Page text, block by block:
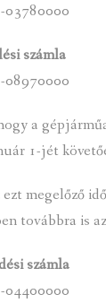
03780000
számla
08970000
a
1-jét
megelőző
továbbra is
számla
04400000